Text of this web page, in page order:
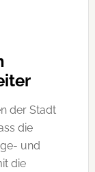
der Stadt
die
und
die